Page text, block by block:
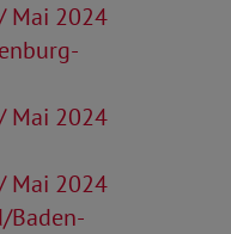
Mai 2024
Mai 2024
Mai 2024
Baden-